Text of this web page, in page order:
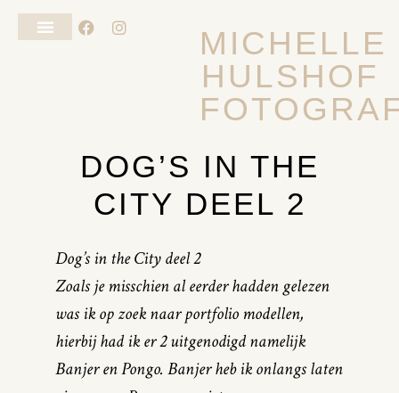
MICHELLE
HULSHOF
DOG’S IN THE
CITY DEEL 2
Dog’s in the City deel 2
Zoals je misschien al eerder hadden gelezen
was ik op zoek naar portfolio modellen,
hierbij had ik er 2 uitgenodigd namelijk
Banjer en Pongo. Banjer heb ik onlangs laten